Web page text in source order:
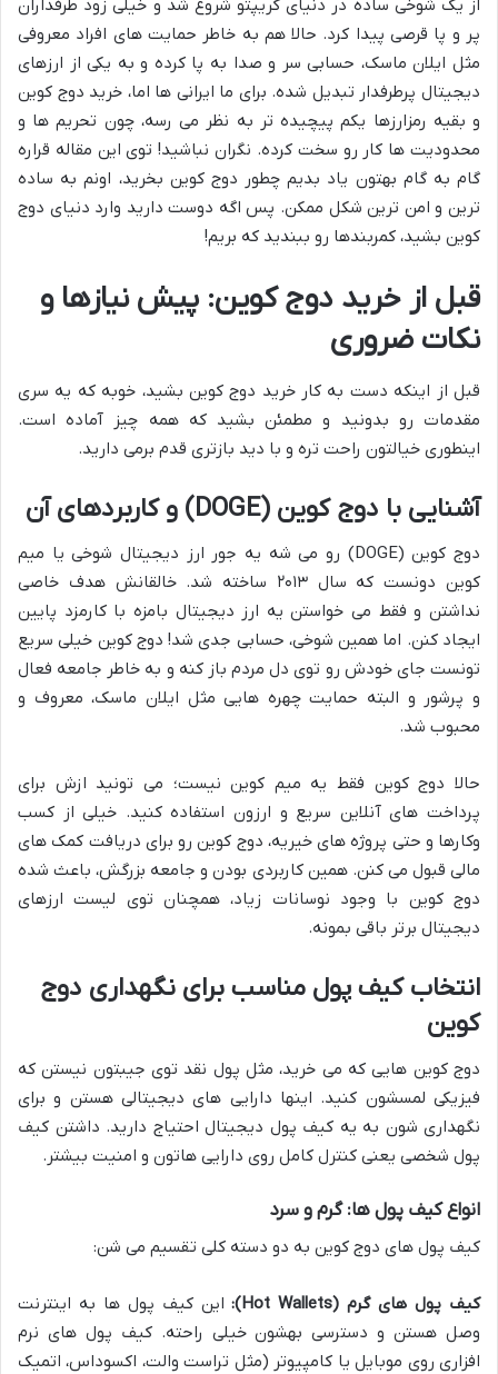
از یک شوخی ساده در دنیای کریپتو شروع شد و خیلی زود طرفداران
پر و پا قرصی پیدا کرد. حالا هم به خاطر حمایت های افراد معروفی
مثل ایلان ماسک، حسابی سر و صدا به پا کرده و به یکی از ارزهای
دیجیتال پرطرفدار تبدیل شده. برای ما ایرانی ها اما، خرید دوج کوین
و بقیه رمزارزها یکم پیچیده تر به نظر می رسه، چون تحریم ها و
محدودیت ها کار رو سخت کرده. نگران نباشید! توی این مقاله قراره
گام به گام بهتون یاد بدیم چطور دوج کوین بخرید، اونم به ساده
ترین و امن ترین شکل ممکن. پس اگه دوست دارید وارد دنیای دوج
کوین بشید، کمربندها رو ببندید که بریم!
قبل از خرید دوج کوین: پیش نیازها و
نکات ضروری
قبل از اینکه دست به کار خرید دوج کوین بشید، خوبه که یه سری
مقدمات رو بدونید و مطمئن بشید که همه چیز آماده است.
اینطوری خیالتون راحت تره و با دید بازتری قدم برمی دارید.
آشنایی با دوج کوین (DOGE) و کاربردهای آن
دوج کوین (DOGE) رو می شه یه جور ارز دیجیتال شوخی یا میم
کوین دونست که سال ۲۰۱۳ ساخته شد. خالقانش هدف خاصی
نداشتن و فقط می خواستن یه ارز دیجیتال بامزه با کارمزد پایین
ایجاد کنن. اما همین شوخی، حسابی جدی شد! دوج کوین خیلی سریع
تونست جای خودش رو توی دل مردم باز کنه و به خاطر جامعه فعال
و پرشور و البته حمایت چهره هایی مثل ایلان ماسک، معروف و
محبوب شد.
حالا دوج کوین فقط یه میم کوین نیست؛ می تونید ازش برای
پرداخت های آنلاین سریع و ارزون استفاده کنید. خیلی از کسب
وکارها و حتی پروژه های خیریه، دوج کوین رو برای دریافت کمک های
مالی قبول می کنن. همین کاربردی بودن و جامعه بزرگش، باعث شده
دوج کوین با وجود نوسانات زیاد، همچنان توی لیست ارزهای
دیجیتال برتر باقی بمونه.
انتخاب کیف پول مناسب برای نگهداری دوج
کوین
دوج کوین هایی که می خرید، مثل پول نقد توی جیبتون نیستن که
فیزیکی لمسشون کنید. اینها دارایی های دیجیتالی هستن و برای
نگهداری شون به یه کیف پول دیجیتال احتیاج دارید. داشتن کیف
پول شخصی یعنی کنترل کامل روی دارایی هاتون و امنیت بیشتر.
انواع کیف پول ها: گرم و سرد
کیف پول های دوج کوین به دو دسته کلی تقسیم می شن:
کیف پول های گرم (Hot Wallets):
این کیف پول ها به اینترنت
وصل هستن و دسترسی بهشون خیلی راحته. کیف پول های نرم
افزاری روی موبایل یا کامپیوتر (مثل تراست والت، اکسوداس، اتمیک